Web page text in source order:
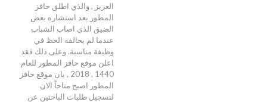
العزيز , والذي اطلق حافز
المطور بعد استشاره بعض
الضيق الذي اصاب الشباب
عندما لم يحالفه الحظ في
وظيفة مناسبة. وعلى ذلك فقد
اعلن موقع حافز المطور للعام
1440 , 2018 , بان موقع حافز
المطور اصبح متاحاً الان
لتسجيل طلبات الباحثين عن